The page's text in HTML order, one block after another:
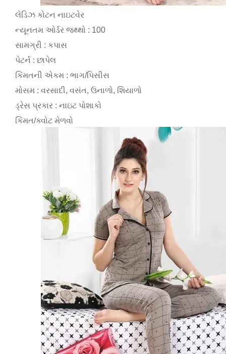
લેડિઝ કોટન નાઇટવેર
ન્યૂનતમ ઓર્ડર જથ્થો : 100
સામગ્રી : કપાસ
પેટર્ન : છાપેલ
કિંમતની એકમ : ભાગ/પિસીસ
મોસમ : વરસાદી, વસંત, ઉનાળો, શિયાળો
ડ્રેસ પ્રકાર : નાઇટ પોશાકો
કિંમત/ક્વોટ મેળવો